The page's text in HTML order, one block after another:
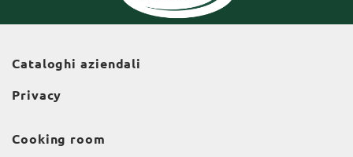
Cataloghi aziendali
Privacy
Cooking room